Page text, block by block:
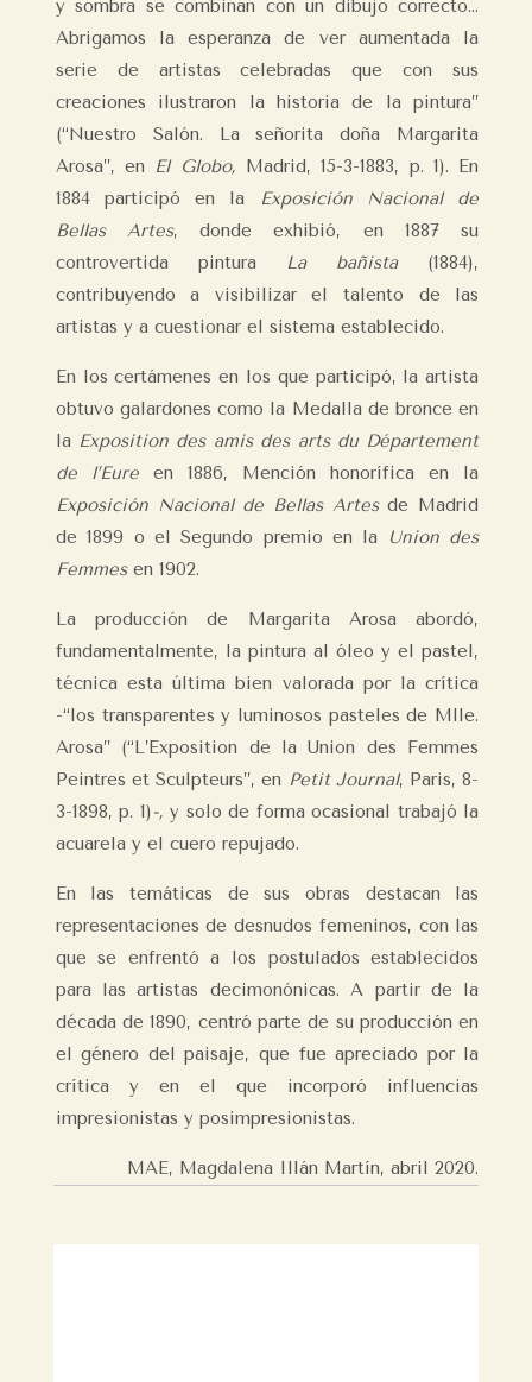
y sombra se combinan con un dibujo correcto…
Abrigamos la esperanza de ver aumentada la
serie de artistas celebradas que con sus
creaciones ilustraron la historia de la pintura”
(“Nuestro Salón. La señorita doña Margarita
Arosa”, en El Globo, Madrid, 15-3-1883, p. 1). En
1884 participó en la
Exposición Nacional de
Bellas Artes, donde exhibió, en 1887 su
controvertida pintura
La bañista (1884),
contribuyendo a visibilizar el talento de las
artistas y a cuestionar el sistema establecido.
En los certámenes en los que participó, la artista
obtuvo galardones como la Medalla de bronce en
la Exposition des amis des arts du Département
de l’Eure en 1886, Mención honorífica en la
Exposición Nacional de Bellas Artesde Madrid
de 1899 o el Segundo premio en la
Union des
Femmes en 1902.
La producción de Margarita Arosa abordó,
fundamentalmente, la pintura al óleo y el pastel,
técnica esta última bien valorada por la crítica
-“los transparentes y luminosos pasteles de Mlle.
Arosa” (“L’Exposition de la Union des Femmes
Peintres et Sculpteurs”, en Petit Journal, Paris, 8-
3-1898, p. 1) -,y solo de forma ocasional trabajó la
acuarela y el cuero repujado.
En las temáticas de sus obras destacan las
representaciones de desnudos femeninos, con las
que se enfrentó a los postulados establecidos
para las artistas decimonónicas. A partir de la
década de 1890, centró parte de su producción en
el género del paisaje, que fue apreciado por la
crítica y en el que incorporó influencias
impresionistas y posimpresionistas.
MAE, Magdalena Illán Martín, abril 2020.